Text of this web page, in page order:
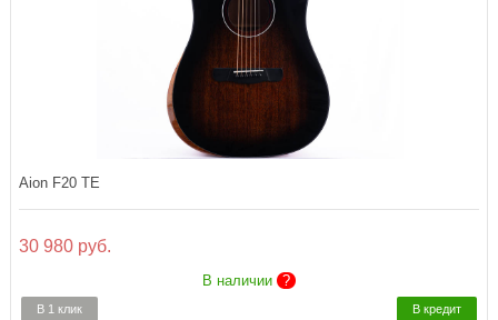
Aion F20 TE
30 980 руб.
В наличии ?
В 1 клик В кредит